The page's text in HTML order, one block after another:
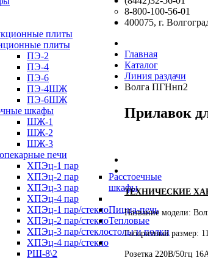
плиты
плиты
ПЭ-2
ПЭ-4
ПЭ-6
ПЭ-4ШЖ
ПЭ-6ШЖ
шкафы
ШЖ-1
ШЖ-2
ШЖ-3
печи
ХПЭц-1 пар
ХПЭц-2 пар
ХПЭц-3 пар
ХПЭц-4 пар
ХПЭц-1 пар/стекло
ХПЭц-2 пар/стекло
ХПЭц-3 пар/стекло
ХПЭц-4 пар/стекло
Расстоечные
шкафы
РШ-8\2
Пицца-печь
Тепловые
столы и полки
8-800-100-56-01
400075, г.
Главная
Каталог
Линия раздачи
Волга ПГНнп2
Прилавок
ТЕХНИЧЕСКИЕ
Название модели:
Габаритный размер:
Розетка 220В/50гц